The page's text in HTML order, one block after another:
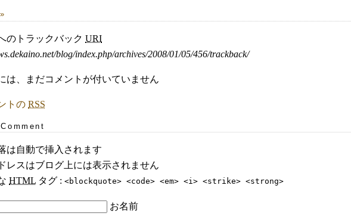
»
のトラックバック URI
blog/index.php/archives/2008/01/05/456/trackback/
は、まだコメントが付いていません
トの RSS
は自動で挿入されます
レスはブログ上には表示されません
HTML タグ : <blockquote> <code> <em> <i> <strike> <strong>
お名前